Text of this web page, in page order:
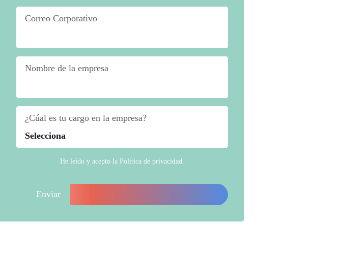
Correo Corporativo
Nombre de la empresa
¿Cúal es tu cargo en la empresa?
He leído y acepto la Política de privacidad.